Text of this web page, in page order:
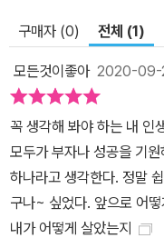
구매자 (0) 전체 (1)
모든것이좋아2020-09-
꼭 생각해 봐야 하는 내 인
모두가 부자나 성공을 기
하나라고 생각한다. 정말
구나~ 싶었다. 앞으로 어
내가 어떻게 살았는지